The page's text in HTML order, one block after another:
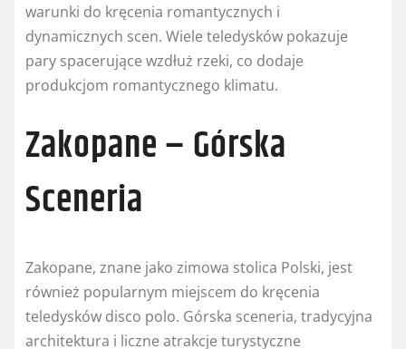
warunki do kręcenia romantycznych i
dynamicznych scen. Wiele teledysków pokazuje
pary spacerujące wzdłuż rzeki, co dodaje
produkcjom romantycznego klimatu.
Zakopane – Górska
Sceneria
Zakopane, znane jako zimowa stolica Polski, jest
również popularnym miejscem do kręcenia
teledysków disco polo. Górska sceneria, tradycyjna
architektura i liczne atrakcje turystyczne